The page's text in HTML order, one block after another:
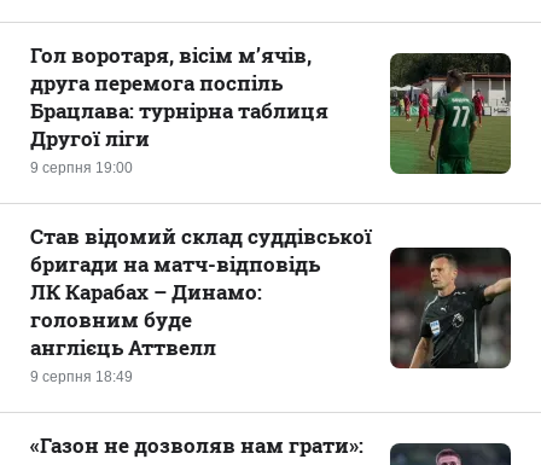
9 серпня 19:00
Гол воротаря, вісім м’ячів,
друга перемога поспіль
Брацлава: турнірна таблиця
Другої ліги
9 серпня 18:49
Став відомий склад суддівської
бригади на матч-відповідь
ЛК Карабах – Динамо:
головним буде
англієць Аттвелл
«Газон не дозволяв нам грати»: